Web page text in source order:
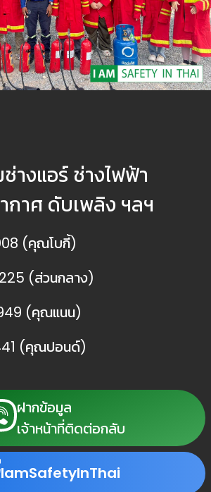
างแอร์ ช่างไฟฟ้า
กาศ ดับเพลิง ฯลฯ
(คุณโบกี้)
(ส่วนกลาง)
(คุณแนน)
(คุณปอนด์)
ฝากข้อมูล
เจ้าหน้าที่ติดต่อกลับ
IamSafetyInThai